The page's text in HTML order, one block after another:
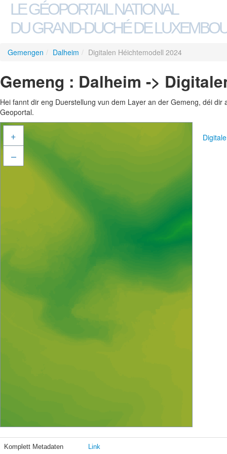
LE GÉOPORTAIL NATIONAL
DU GRAND-DUCHÉ DE
Gemengen / Dalheim / Digitalen Héichtemodell 2024
Gemeng : Dalheim ->
Hei fannt dir eng Duerstellung vun dem Layer an der Gemeng, déi
Geoportal.
+
–
Komplett Metadaten Link